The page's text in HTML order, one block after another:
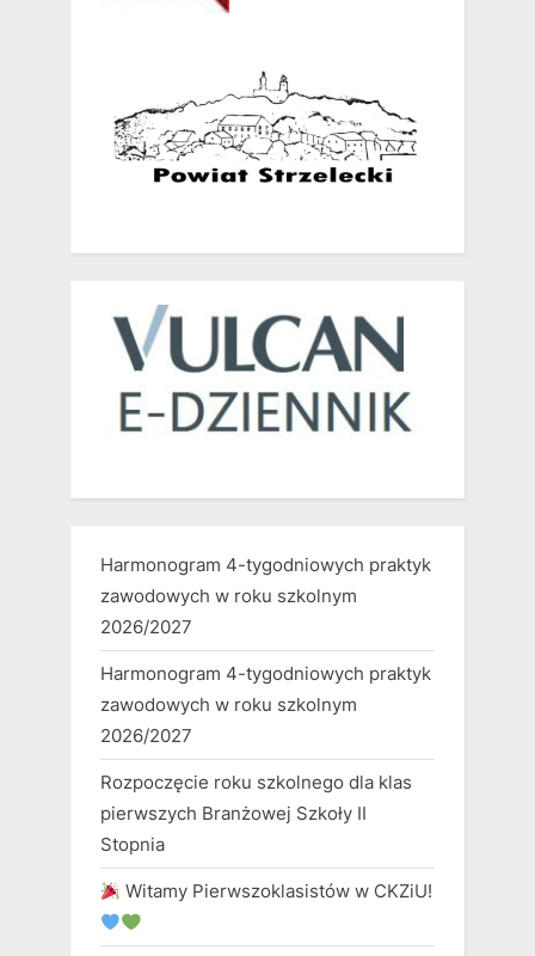
Harmonogram 4-tygodniowych praktyk
zawodowych w roku szkolnym
2026/2027
Harmonogram 4-tygodniowych praktyk
zawodowych w roku szkolnym
2026/2027
Rozpoczęcie roku szkolnego dla klas
pierwszych Branżowej Szkoły II
Stopnia
Witamy Pierwszoklasistów w CKZiU!